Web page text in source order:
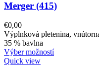
Merger (415)
€0,00
Výplnková pletenina,
35 % bavlna
Výber možností
Quick view